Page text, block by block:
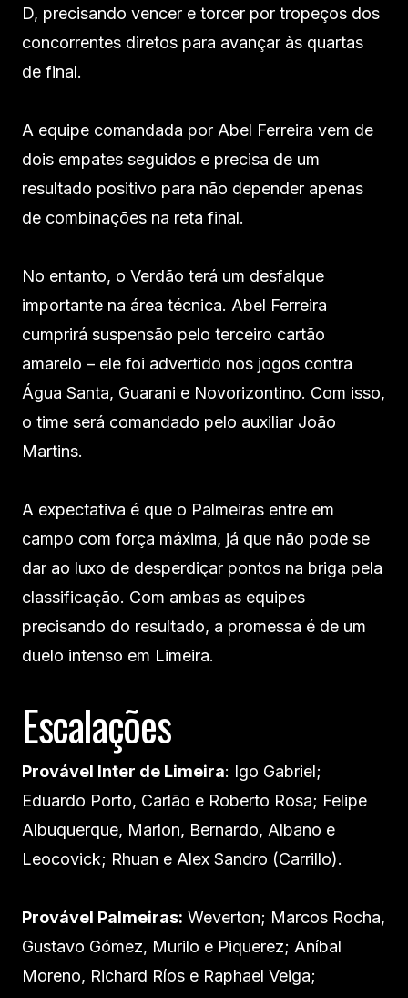
D, precisando vencer e torcer por tropeços dos
concorrentes diretos para avançar às quartas
de final.
A equipe comandada por Abel Ferreira vem de
dois empates seguidos e precisa de um
resultado positivo para não depender apenas
de combinações na reta final.
No entanto, o Verdão terá um desfalque
importante na área técnica. Abel Ferreira
cumprirá suspensão pelo terceiro cartão
amarelo – ele foi advertido nos jogos contra
Água Santa, Guarani e Novorizontino. Com isso,
o time será comandado pelo auxiliar João
Martins.
A expectativa é que o Palmeiras entre em
campo com força máxima, já que não pode se
dar ao luxo de desperdiçar pontos na briga pela
classificação. Com ambas as equipes
precisando do resultado, a promessa é de um
duelo intenso em Limeira.
Escalações
Provável Inter de Limeira: Igo Gabriel;
Eduardo Porto, Carlão e Roberto Rosa; Felipe
Albuquerque, Marlon, Bernardo, Albano e
Leocovick; Rhuan e Alex Sandro (Carrillo).
Provável Palmeiras: Weverton; Marcos Rocha,
Gustavo Gómez, Murilo e Piquerez; Aníbal
Moreno, Richard Ríos e Raphael Veiga;